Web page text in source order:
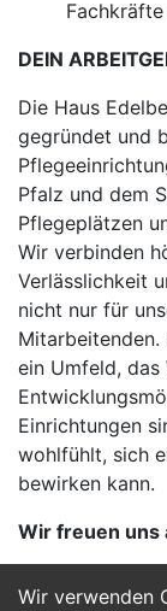
Wir verwenden
DEIN
Die Haus
gegründet und
Pfalz und dem
Pflegeplätzen
Wir verbinden
Verlässlichkeit
nicht nur für
Mitarbeitenden.
ein Umfeld, das
Einrichtungen
wohlfühlt, sich
bewirken kann.
Wir freuen uns